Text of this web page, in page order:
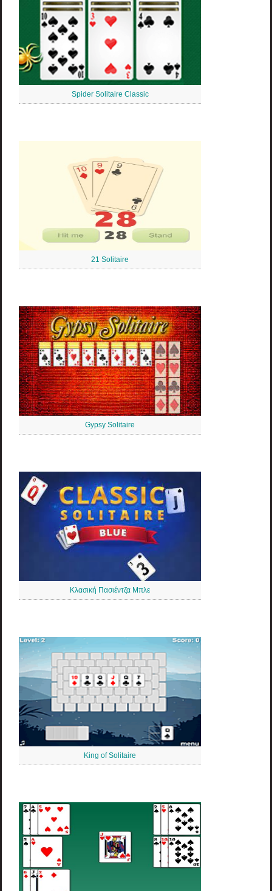
Spider Solitaire Classic
21 Solitaire
Gypsy Solitaire
Κλασική Πασιέντζα Μπλε
King of Solitaire